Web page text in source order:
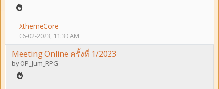
XthemeCore
06-02-2023, 11:30 AM
Meeting Online ครั้งที่ 1/2023
byOP_Jum_RPG